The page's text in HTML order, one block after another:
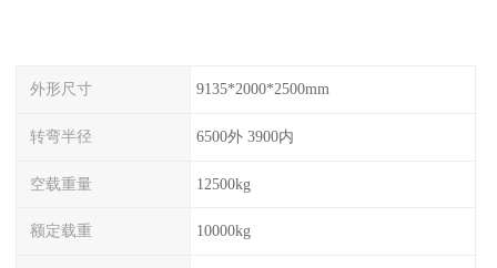
外形尺寸 9135*2000*2500mm
转弯半径 6500外 3900内
空载重量 12500kg
额定载重 10000kg